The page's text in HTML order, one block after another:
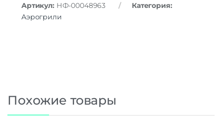
Артикул: НФ-00048963
Категория:
Аэрогрили
Похожие товары